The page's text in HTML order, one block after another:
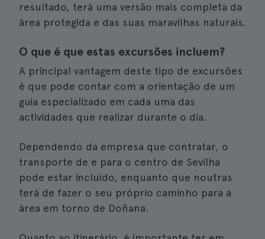
resultado, terá uma versão mais completa da
área protegida e das suas maravilhas naturais.
O que é que estas excursões incluem?
A principal vantagem deste tipo de excursões
é que pode contar com a orientação de um
guia especializado em cada uma das
actividades que realizar durante o dia.
Dependendo da empresa que contratar, o
transporte de e para o centro de Sevilha
pode estar incluído, enquanto que noutras
terá de fazer o seu próprio caminho para a
área em torno de Doñana.